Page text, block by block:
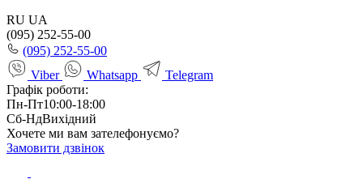
RU UA
(095) 252-55-00
(095) 252-55-00
Viber
Whatsapp
Telegram
Графік роботи:
Пн-Пт10:00-18:00
Сб-НдВихідний
Хочете ми вам зателефонуємо?
Замовити дзвінок